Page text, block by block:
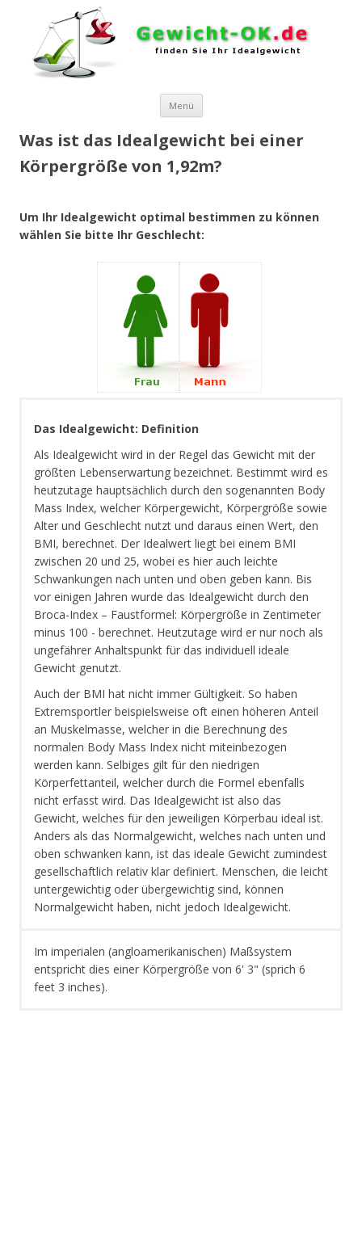
Menü Zum Inhalt springen
Was ist das Idealgewicht bei einer
Körpergröße von 1,92m?
Um Ihr Idealgewicht optimal bestimmen zu können
wählen Sie bitte Ihr Geschlecht:
Das Idealgewicht: Definition
Als Idealgewicht wird in der Regel das Gewicht mit der
größten Lebenserwartung bezeichnet. Bestimmt wird es
heutzutage hauptsächlich durch den sogenannten Body
Mass Index, welcher Körpergewicht, Körpergröße sowie
Alter und Geschlecht nutzt und daraus einen Wert, den
BMI, berechnet. Der Idealwert liegt bei einem BMI
zwischen 20 und 25, wobei es hier auch leichte
Schwankungen nach unten und oben geben kann. Bis
vor einigen Jahren wurde das Idealgewicht durch den
Broca-Index – Faustformel: Körpergröße in Zentimeter
minus 100 - berechnet. Heutzutage wird er nur noch als
ungefährer Anhaltspunkt für das individuell ideale
Gewicht genutzt.
Auch der BMI hat nicht immer Gültigkeit. So haben
Extremsportler beispielsweise oft einen höheren Anteil
an Muskelmasse, welcher in die Berechnung des
normalen Body Mass Index nicht miteinbezogen
werden kann. Selbiges gilt für den niedrigen
Körperfettanteil, welcher durch die Formel ebenfalls
nicht erfasst wird. Das Idealgewicht ist also das
Gewicht, welches für den jeweiligen Körperbau ideal ist.
Anders als das Normalgewicht, welches nach unten und
oben schwanken kann, ist das ideale Gewicht zumindest
gesellschaftlich relativ klar definiert. Menschen, die leicht
untergewichtig oder übergewichtig sind, können
Normalgewicht haben, nicht jedoch Idealgewicht.
Im imperialen (angloamerikanischen) Maßsystem
entspricht dies einer Körpergröße von 6' 3" (sprich 6
feet 3 inches).